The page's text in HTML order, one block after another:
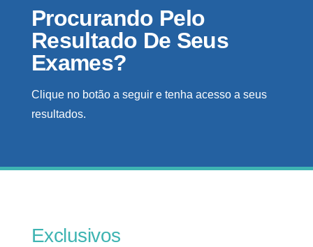
Procurando Pelo
Resultado De Seus
Exames?
Clique no botão a seguir e tenha acesso a seus
resultados.
Exclusivos